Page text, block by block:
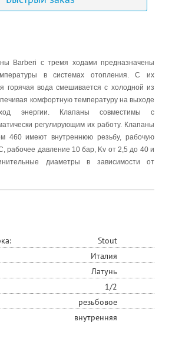
Barberi c тремя ходами предназначены
в системах отопления. С их
вода смешивается с холодной из
комфортную температуру на выходе
энергии. Клапаны совместимы с
регулирующим их работу. Клапаны
460 имеют внутреннюю резьбу, рабочую
рабочее давление 10 бар, Kv от 2,5 до 40 и
диаметры в зависимости от
Stout
Италия
Латунь
1/2
резьбовое
внутренняя